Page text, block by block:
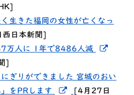
ウでリンクを開く
生きた福岡の女性が亡くなっ
ンドウでリンクを開く
日本新聞]
万人に 1年で8486人減
]
にぎりができました 宮城のおい
をPRします
新しいウィンド
[4月27日